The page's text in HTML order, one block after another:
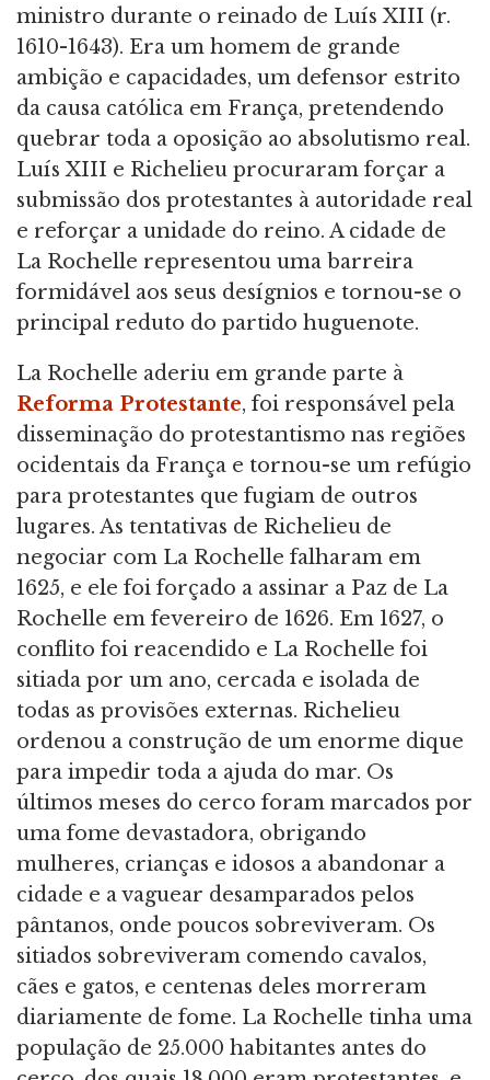
ministro durante o reinado de Luís XIII (r.
1610-1643). Era um homem de grande
ambição e capacidades, um defensor estrito
da causa católica em França, pretendendo
quebrar toda a oposição ao absolutismo real.
Luís XIII e Richelieu procuraram forçar a
submissão dos protestantes à autoridade real
e reforçar a unidade do reino. A cidade de
La Rochelle representou uma barreira
formidável aos seus desígnios e tornou-se o
principal reduto do partido huguenote.
La Rochelle aderiu em grande parte à
Reforma Protestante, foi responsável pela
disseminação do protestantismo nas regiões
ocidentais da França e tornou-se um refúgio
para protestantes que fugiam de outros
lugares. As tentativas de Richelieu de
negociar com La Rochelle falharam em
1625, e ele foi forçado a assinar a Paz de La
Rochelle em fevereiro de 1626. Em 1627, o
conflito foi reacendido e La Rochelle foi
sitiada por um ano, cercada e isolada de
todas as provisões externas. Richelieu
ordenou a construção de um enorme dique
para impedir toda a ajuda do mar. Os
últimos meses do cerco foram marcados por
uma fome devastadora, obrigando
mulheres, crianças e idosos a abandonar a
cidade e a vaguear desamparados pelos
pântanos, onde poucos sobreviveram. Os
sitiados sobreviveram comendo cavalos,
cães e gatos, e centenas deles morreram
diariamente de fome. La Rochelle tinha uma
população de 25.000 habitantes antes do